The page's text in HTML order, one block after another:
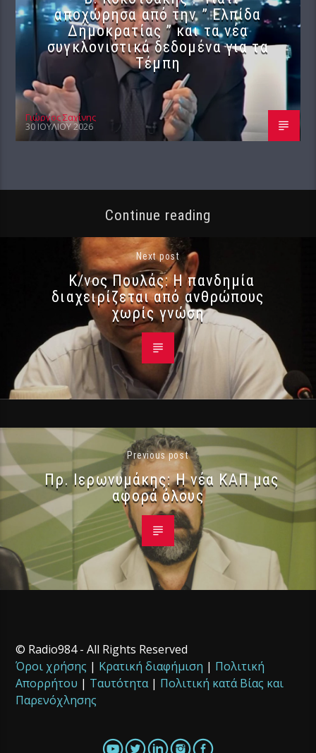
αποχώρησα από την ” Ελπίδα
Δημοκρατίας ” και τα νέα
συγκλονιστικά δεδομένα για τα
Τέμπη
Γιώργος Σαχίνης
30 ΙΟΥΛΊΟΥ 2026
Continue reading
Next post
Κ/νος Πουλάς: Η πανδημία
διαχειρίζεται από ανθρώπους
χωρίς γνώση
Previous post
Πρ. Ιερωνυμάκης: Η νέα ΚΑΠ μας
αφορά όλους
© Radio984 - All Rights Reserved
Όροι χρήσης | Κρατική διαφήμιση | Πολιτική
Απορρήτου | Ταυτότητα| Πολιτική κατά Βίας και
Παρενόχλησης